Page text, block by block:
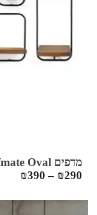
מדפים Shelfmate Oval
₪290
–
₪390